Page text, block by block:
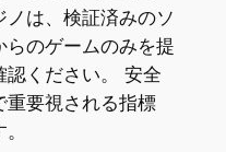
ノは、検証済みのソ
らのゲームのみを提
認ください。 安全
重要視される指標